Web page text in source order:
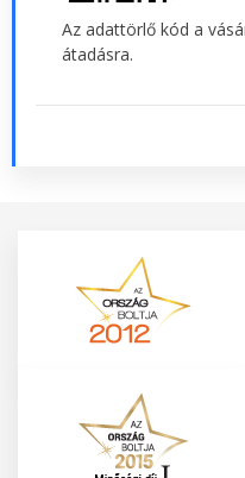
Az adattörlő kód a
átadásra.